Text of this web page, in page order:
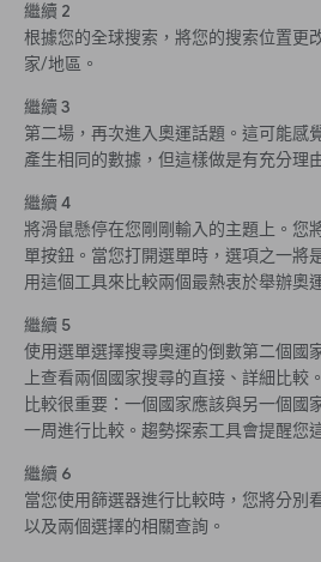
繼續 2
根據您的全球搜索，將您的搜索位置更
家/地區。
繼續 3
第二場，再次進入奧運話題。這可能感
產生相同的數據，但這樣做是有充分理
繼續 4
將滑鼠懸停在您剛剛輸入的主題上。您
單按鈕。當您打開選單時，選項之一將
用這個工具來比較兩個最熱衷於舉辦奧
繼續 5
使用選單選擇搜尋奧運的倒數第二個國
上查看兩個國家搜尋的直接、詳細比較
比較很重要：一個國家應該與另一個國
一周進行比較。趨勢探索工具會提醒您
繼續 6
當您使用篩選器進行比較時，您將分別
以及兩個選擇的相關查詢。